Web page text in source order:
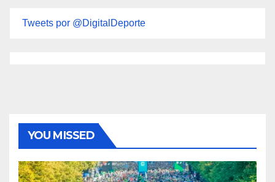
Tweets por @DigitalDeporte
YOU MISSED